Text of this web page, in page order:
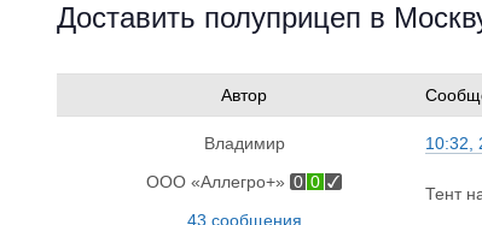
Доставить полуприцеп в
Автор
Владимир
ООО «Аллегро+» 0 0
43 сообщения
10:32,
Тент